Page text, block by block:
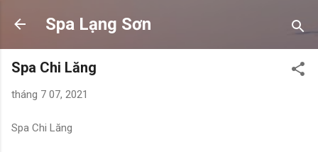
Chuyển đến nội dung chính
Spa Lạng Sơn
Spa Chi Lăng
tháng 7 07, 2021
Spa Chi Lăng